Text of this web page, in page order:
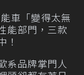
車「變得太無
能部門，三款
！
系品牌掌門人